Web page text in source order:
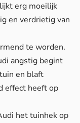
erg moeilijk
en verdrietig van
te worden.
angstig begint
en blaft
effect heeft op
het tuinhek op